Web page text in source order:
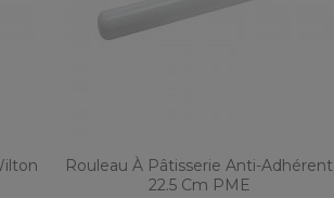
Rouleau À Pâtisserie Anti-Adhérent
22.5 Cm PME